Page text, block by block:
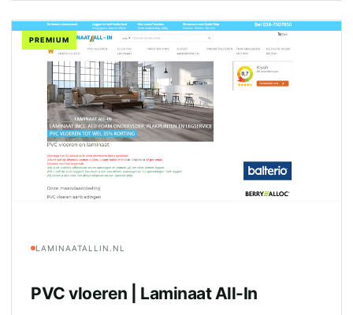
PREMIUM
LAMINAATALLIN.NL
PVC vloeren | Laminaat All-In